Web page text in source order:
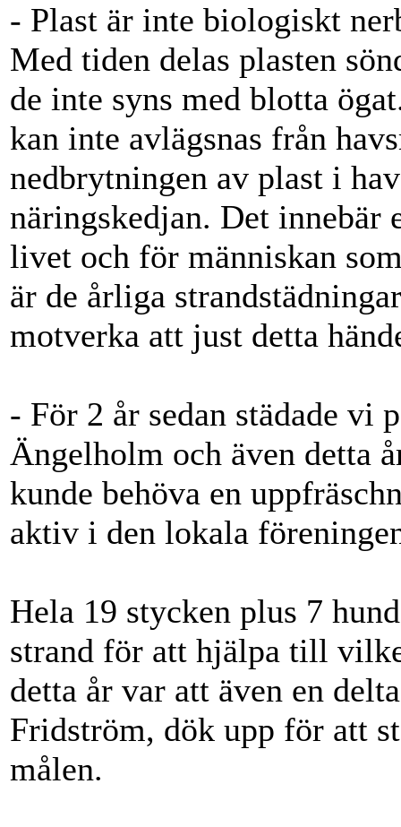
- Plast är inte biologiskt
Med tiden delas plasten
de inte syns med blotta
kan inte avlägsnas från
nedbrytningen av plast i
näringskedjan. Det
livet och för människan
är de årliga
motverka att just detta
- För 2 år sedan städade vi
Ängelholm och även detta
kunde behöva en
aktiv i den lokala
Hela 19 stycken plus 7
strand för att hjälpa till
detta år var att även en
Fridström, dök upp för att
målen.